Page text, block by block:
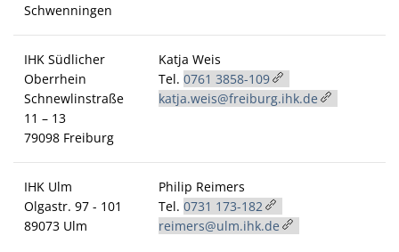
Schwenningen
IHK Südlicher
Oberrhein
Schnewlinstraße
11 – 13
79098 Freiburg
Katja Weis
Tel. 0761 3858-109
katja.weis@freiburg.ihk.de
IHK Ulm
Olgastr. 97 - 101
89073 Ulm
Philip Reimers
Tel. 0731 173-182
reimers@ulm.ihk.de